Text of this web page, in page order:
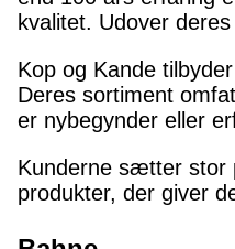
kvalitet. Udover
Kop og Kande
Deres sortiment
er nybegynder eller
Kunderne sætter stor
produkter, der giver